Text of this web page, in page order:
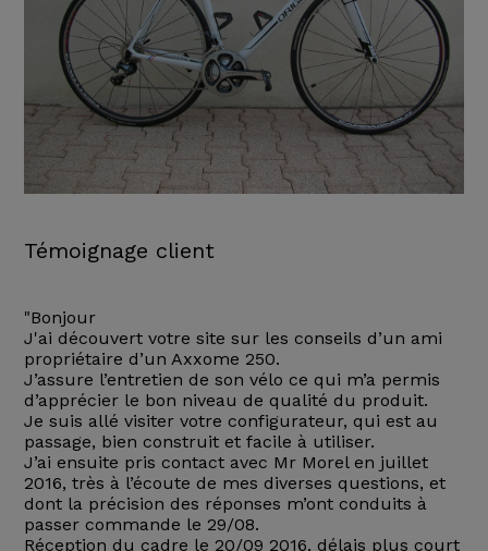
Témoignage client
"Bonjour
J'ai découvert votre site sur les conseils d’un ami
propriétaire d’un Axxome 250.
J’assure l’entretien de son vélo ce qui m’a permis
d’apprécier le bon niveau de qualité du produit.
Je suis allé visiter votre configurateur, qui est au
passage, bien construit et facile à utiliser.
J’ai ensuite pris contact avec Mr Morel en juillet
2016, très à l’écoute de mes diverses questions, et
dont la précision des réponses m’ont conduits à
passer commande le 29/08.
Réception du cadre le 20/09 2016, délais plus court